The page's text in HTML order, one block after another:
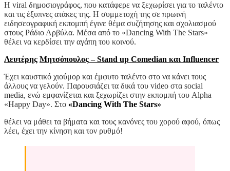
Η viral δημοσιογράφος, που κατάφερε να ξεχωρίσει για το ταλέντο
και τις έξυπνες ατάκες της. Η συμμετοχή της σε πρωινή
ειδησεογραφική εκπομπή έγινε θέμα συζήτησης και σχολιασμού
στους Ράδιο Αρβύλα. Μέσα από το «Dancing With The Stars»
θέλει να κερδίσει την αγάπη του κοινού.
Λευτέρης Μητσόπουλος– Stand up Comedian και Influencer
Έχει καυστικό χιούμορ και έμφυτο ταλέντο στο να κάνει τους
άλλους να γελούν. Παρουσιάζει τα δικά του video στα social
media, ενώ εμφανίζεται και ξεχωρίζει στην εκπομπή του Alpha
«Happy Day». Στο «Dancing With The Stars»
θέλει να μάθει τα βήματα και τους κανόνες του χορού αφού, όπως
λέει, έχει την κίνηση και τον ρυθμό!